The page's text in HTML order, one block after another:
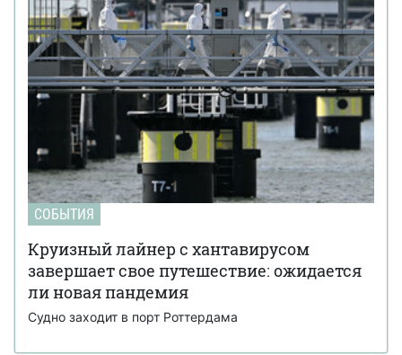
СОБЫТИЯ
Круизный лайнер с хантавирусом
завершает свое путешествие: ожидается
ли новая пандемия
Судно заходит в порт Роттердама